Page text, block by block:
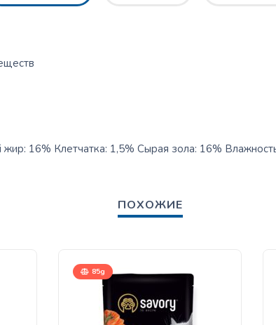
16% Клетчатка: 1,5% Сырая зола: 16%
ПОХОЖИЕ
85g